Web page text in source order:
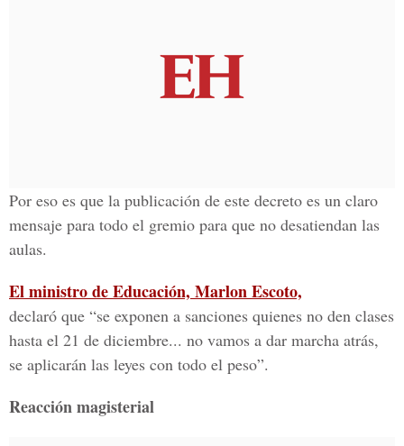
Por eso es que la publicación de este decreto es un claro
mensaje para todo el gremio para que no desatiendan las
aulas.
El ministro de Educación, Marlon Escoto,
declaró que “se exponen a sanciones quienes no den clases
hasta el 21 de diciembre... no vamos a dar marcha atrás,
se aplicarán las leyes con todo el peso”.
Reacción magisterial